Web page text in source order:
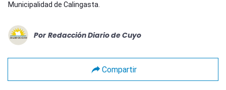
Municipalidad de Calingasta.
Por Redacción Diario de Cuyo
Compartir